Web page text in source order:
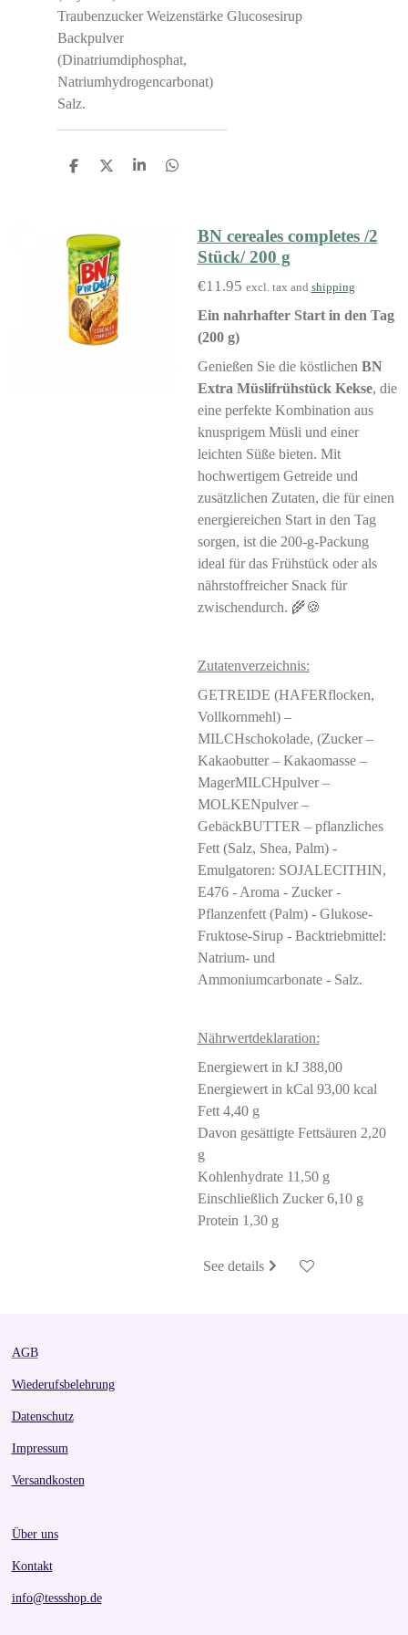
Traubenzucker Weizenstärke Glucosesirup
Backpulver
(Dinatriumdiphosphat,
Natriumhydrogencarbonat)
Salz.
S
S
S
S
BN cereales completes /2
Stück/ 200 g
€11.95 excl. tax and shipping
Ein nahrhafter Start in den Tag
(200 g)
Genießen Sie die köstlichen BN
Extra Müslifrühstück Kekse, die
eine perfekte Kombination aus
knusprigem Müsli und einer
leichten Süße bieten. Mit
hochwertigem Getreide und
zusätzlichen Zutaten, die für einen
energiereichen Start in den Tag
sorgen, ist die 200-g-Packung
ideal für das Frühstück oder als
nährstoffreicher Snack für
zwischendurch. 🌾🍪
Zutatenverzeichnis:
GETREIDE (HAFERflocken,
Vollkornmehl) –
MILCHschokolade, (Zucker –
Kakaobutter – Kakaomasse –
MagerMILCHpulver –
MOLKENpulver –
GebäckBUTTER – pflanzliches
Fett (Salz, Shea, Palm) -
Emulgatoren: SOJALECITHIN,
E476 - Aroma - Zucker -
Pflanzenfett (Palm) - Glukose-
Fruktose-Sirup - Backtriebmittel:
Natrium- und
Ammoniumcarbonate - Salz.
Nährwertdeklaration:
Energiewert in kJ 388,00
Energiewert in kCal 93,00 kcal
Fett 4,40 g
Davon gesättigte Fettsäuren 2,20
g
Kohlenhydrate 11,50 g
Einschließlich Zucker 6,10 g
Protein 1,30 g
See details
AGB
Wiederufsbelehrung
Datenschutz
Impressum
Versandkosten
Über uns
Kontakt
info@tessshop.de